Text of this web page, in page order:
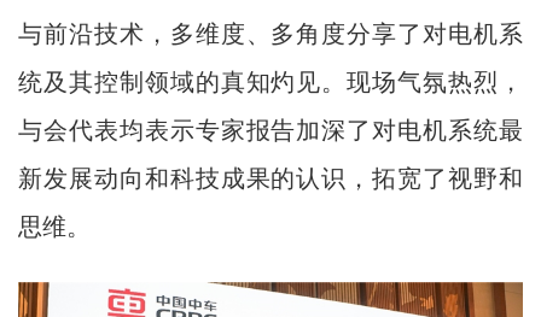
与前沿技术，多维度、多角度分享了对电机系
统及其控制领域的真知灼见。现场气氛热烈，
与会代表均表示专家报告加深了对电机系统最
新发展动向和科技成果的认识，拓宽了视野和
思维。